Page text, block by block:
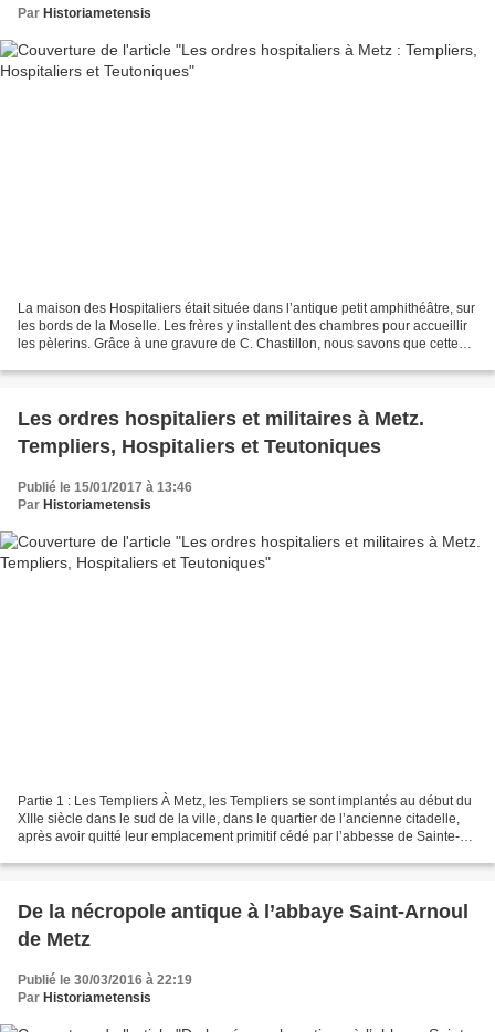
Par Historiametensis
La maison des Hospitaliers était située dans l’antique petit amphithéâtre, sur
les bords de la Moselle. Les frères y installent des chambres pour accueillir
les pèlerins. Grâce à une gravure de C. Chastillon, nous savons que cette
Les ordres hospitaliers et militaires à Metz.
Templiers, Hospitaliers et Teutoniques
Publié le 15/01/2017 à 13:46
Par Historiametensis
Partie 1 : Les Templiers À Metz, les Templiers se sont implantés au début du
XIIIe siècle dans le sud de la ville, dans le quartier de l’ancienne citadelle,
après avoir quitté leur emplacement primitif cédé par l’abbesse de Sainte-
De la nécropole antique à l’abbaye Saint-Arnoul
de Metz
Publié le 30/03/2016 à 22:19
Par Historiametensis